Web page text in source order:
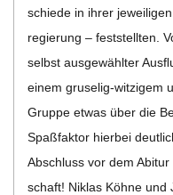
S
C
H
U
schiede in ihrer
re­gie­rung – fest­stell­ten.
selbst aus­ge­wähl­ter
einem gru­­se­­lig-wit­­zi­­gem
Gruppe etwas über die
Spaß­fak­tor hier­bei
Abschluss vor dem
schaft! Niklas Köhne und